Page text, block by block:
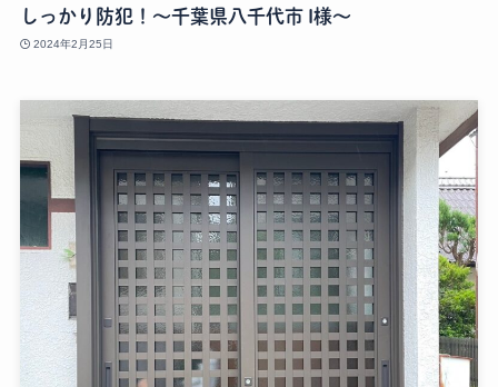
しっかり防犯！～千葉県八千代市 I様～
2024年2月25日